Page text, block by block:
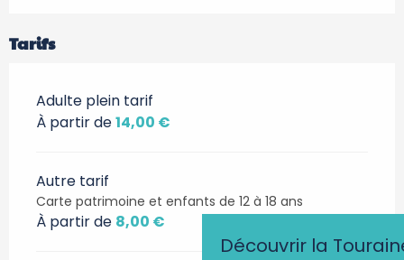
Découvrir la
Tarifs
Adulte plein tarif
À partir de14,00 €
Autre tarif
Carte patrimoine et enfants de 12 à 18 ans
À partir de 8,00 €